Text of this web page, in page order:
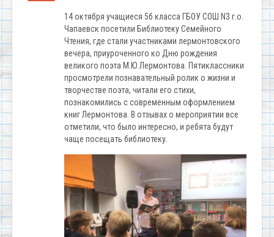
14 октября учащиеся 5б класса ГБОУ СОШ N3 г.о.
Чапаевск посетили Библиотеку Семейного
Чтения, где стали участниками лермонтовского
вечера, приуроченного ко Дню рождения
великого поэта М.Ю.Лермонтова. Пятиклассники
просмотрели познавательный ролик о жизни и
творчестве поэта, читали его стихи,
познакомились с современным оформлением
книг Лермонтова. В отзывах о мероприятии все
отметили, что было интересно, и ребята будут
чаще посещать библиотеку.